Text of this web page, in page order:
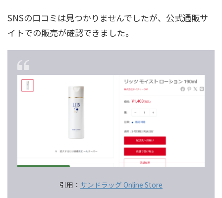
SNSの口コミは見つかりませんでしたが、公式通販サ
イトでの販売が確認できました。
引用： サンドラッグ Online Store